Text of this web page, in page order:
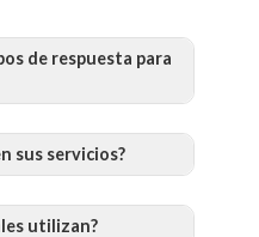
de respuesta para
sus servicios?
utilizan?